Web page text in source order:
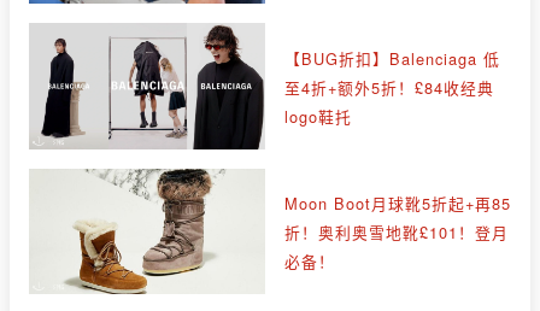
【BUG折扣】Balenciaga 低
至4折+额外5折！£84收经典
logo鞋托
Moon Boot月球靴5折起+再85
折！奥利奥雪地靴£101！登月
必备！